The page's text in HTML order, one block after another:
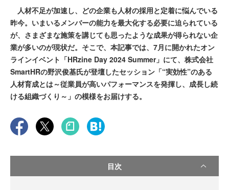
人材不足が加速し、どの企業も人材の採用と定着に悩んでいる
昨今。いまいるメンバーの能力を最大化する必要に迫られている
が、さまざまな施策を講じても思ったような成果が得られない企
業が多いのが現状だ。そこで、本記事では、7月に開かれたオン
ラインイベント「HRzine Day 2024 Summer」にて、株式会社
SmartHRの野沢俊基氏が登壇したセッション「“実効性”のある
人材育成とは～従業員が高いパフォーマンスを発揮し、成長し続
ける組織づくり～」の模様をお届けする。
目次